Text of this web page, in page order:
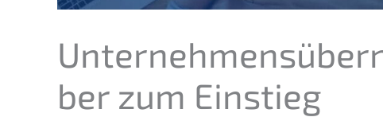
ber zum Einstieg